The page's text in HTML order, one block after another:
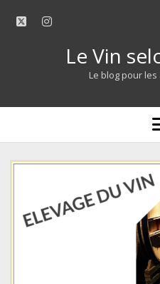
twitterinstagram
Le Vin
Le blog pour